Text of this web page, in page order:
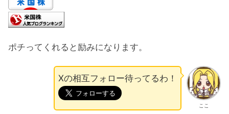
ポチってくれると励みになります。
ここ
Xの相互フォロー待ってるわ！